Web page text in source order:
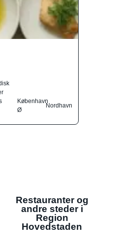
København
Ø
Nordhavn
Restauranter og
andre steder i
Region
Hovedstaden